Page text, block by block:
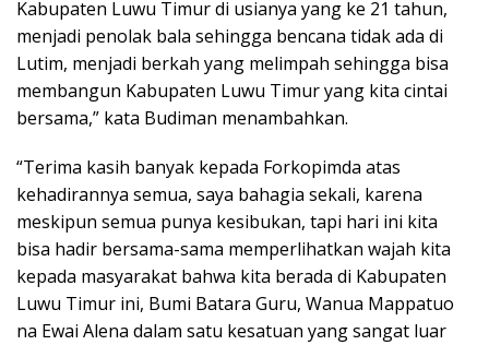
Kabupaten Luwu Timur di usianya yang ke 21 tahun,
menjadi penolak bala sehingga bencana tidak ada di
Lutim, menjadi berkah yang melimpah sehingga bisa
membangun Kabupaten Luwu Timur yang kita cintai
bersama,” kata Budiman menambahkan.
“Terima kasih banyak kepada Forkopimda atas
kehadirannya semua, saya bahagia sekali, karena
meskipun semua punya kesibukan, tapi hari ini kita
bisa hadir bersama-sama memperlihatkan wajah kita
kepada masyarakat bahwa kita berada di Kabupaten
Luwu Timur ini, Bumi Batara Guru, Wanua Mappatuo
na Ewai Alena dalam satu kesatuan yang sangat luar